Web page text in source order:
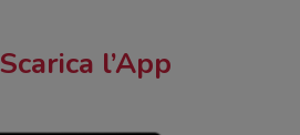
Scarica l’App